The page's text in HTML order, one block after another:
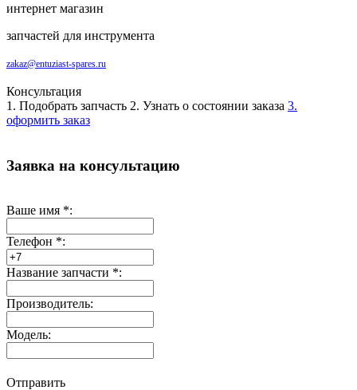
интернет магазин
запчастей для инструмента
zakaz@entuziast-spares.ru
Консультация
1. Подобрать запчасть 2. Узнать о состоянии заказа 3.
оформить заказ
Заявка на консультацию
Ваше имя *:
Телефон *:
Название запчасти *:
Производитель:
Модель:
Отправить